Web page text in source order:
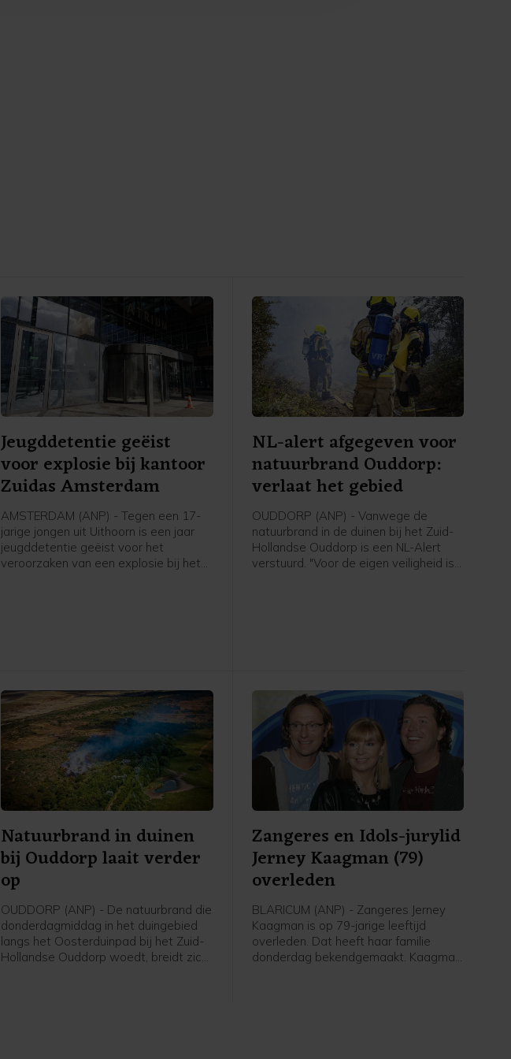
Jeugddetentie geëist
voor explosie bij kantoor
Zuidas Amsterdam
AMSTERDAM (ANP) - Tegen een 17-
jarige jongen uit Uithoorn is een jaar
jeugddetentie geëist voor het
veroorzaken van een explosie bij het
NL-alert afgegeven voor
natuurbrand Ouddorp:
verlaat het gebied
OUDDORP (ANP) - Vanwege de
natuurbrand in de duinen bij het Zuid-
Hollandse Ouddorp is een NL-Alert
verstuurd. "Voor de eigen veiligheid is
Natuurbrand in duinen
bij Ouddorp laait verder
op
OUDDORP (ANP) - De natuurbrand die
donderdagmiddag in het duingebied
langs het Oosterduinpad bij het Zuid-
Hollandse Ouddorp woedt, breidt zich
Zangeres en Idols-jurylid
Jerney Kaagman (79)
overleden
BLARICUM (ANP) - Zangeres Jerney
Kaagman is op 79-jarige leeftijd
overleden. Dat heeft haar familie
donderdag bekendgemaakt. Kaagman